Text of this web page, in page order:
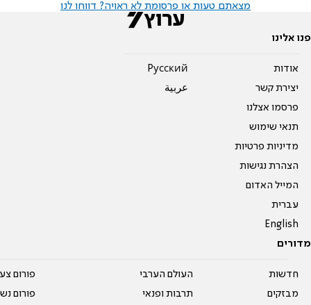
מצאתם טעות או פרסומת לא ראויה? דווחו לנו
פנו אלינו
אודות
יצירת קשר
פרסמו אצלנו
תנאי שימוש
מדיניות פרטיות
הצהרת נגישות
המייל האדום
עברית
English
Pусский
عربية
מדורים
חדשות
מבזקים
העולם הערבי
תרבות ופנאי
פורום
פורום